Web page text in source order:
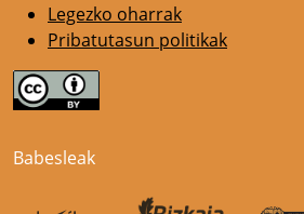
Legezko oharrak
Pribatutasun politikak
Babesleak